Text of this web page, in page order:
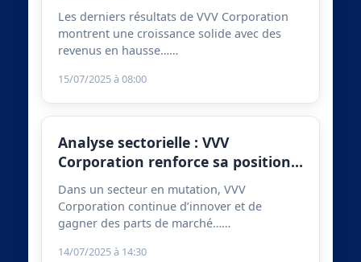
Les derniers résultats de VVV Corporation
montrent une croissance solide avec des
revenus en hausse……
15/07/2025 à 08:00
Analyse sectorielle : VVV
Corporation renforce sa position…
Dans un secteur en mutation, VVV
Corporation continue d’innover et de
gagner des parts de marché……
14/07/2025 à 14:30